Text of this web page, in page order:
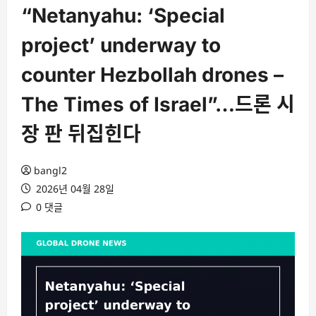
“Netanyahu: ‘Special
project’ underway to
counter Hezbollah drones –
The Times of Israel”…드론 시
장 판 뒤집힌다
bangl2
2026년 04월 28일
0 댓글